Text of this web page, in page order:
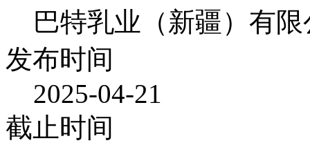
巴特乳业（新疆）有
发布时间
2025-04-21
截止时间